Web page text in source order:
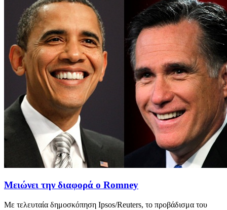
Μειώνει την διαφορά ο Romney
Με τελευταία δημοσκόπηση Ipsos/Reuters, το προβάδισμα του